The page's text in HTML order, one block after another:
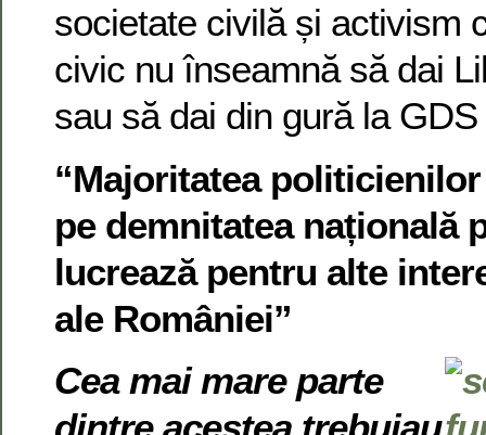
societate civilă și activism
civic nu înseamnă să dai
sau să dai din gură la
“Majoritatea
pe demnitatea națională
lucrează pentru alte
ale României”
Cea mai mare parte